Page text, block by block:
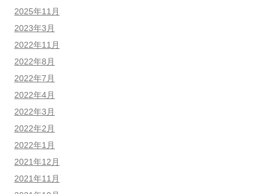
2025年11月
2023年3月
2022年11月
2022年8月
2022年7月
2022年4月
2022年3月
2022年2月
2022年1月
2021年12月
2021年11月